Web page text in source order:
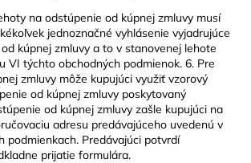
na odstúpenie od kúpnej zmluvy musí
jednoznačné vyhlásenie vyjadrujúce
kúpnej zmluvy a to v stanovenej lehote
VI týchto obchodných podmienok. 6. Pre
zmluvy môže kupujúci využiť vzorový
od kúpnej zmluvy poskytovaný
od kúpnej zmluvy zašle kupujúci na
adresu predávajúceho uvedenú v
podmienkach. Predávajúci potvrdí
prijatie formulára.